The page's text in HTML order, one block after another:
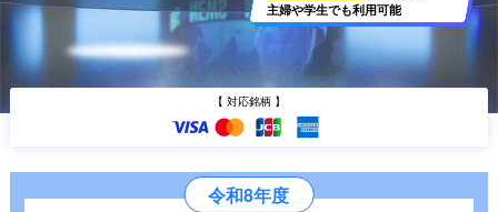
主婦や学生でも利用可能
【 対応銘柄 】
令和8年度